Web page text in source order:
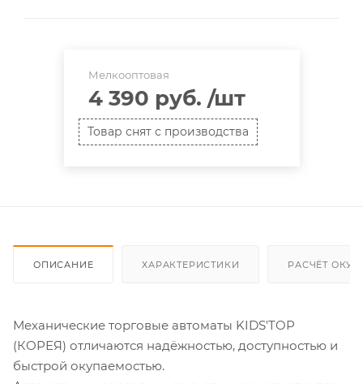
Мелкооптовая
4 390 руб. /шт
Товар снят с производства
ОПИСАНИЕ ХАРАКТЕРИСТИКИ РАСЧЁТ
Механические торговые автоматы KIDS'TOP
(КОРЕЯ) отличаются надёжностью, доступностью и
быстрой окупаемостью.